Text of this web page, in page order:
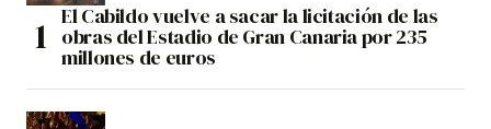
El Cabildo vuelve a sacar la licitación de las
obras del Estadio de Gran Canaria por 235
millones de euros